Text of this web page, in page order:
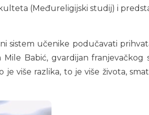
(Međureligijski studij) i
sistem učenike podučavati
Babić, gvardijan franjevačkog
više razlika, to je više života,